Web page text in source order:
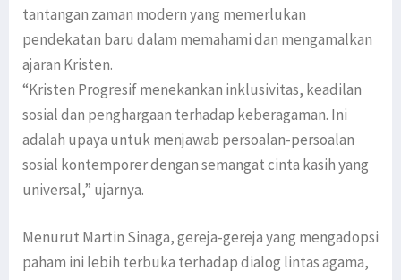
tantangan zaman modern yang memerlukan
pendekatan baru dalam memahami dan mengamalkan
ajaran Kristen.
“Kristen Progresif menekankan inklusivitas, keadilan
sosial dan penghargaan terhadap keberagaman. Ini
adalah upaya untuk menjawab persoalan-persoalan
sosial kontemporer dengan semangat cinta kasih yang
universal,” ujarnya.
Menurut Martin Sinaga, gereja-gereja yang mengadopsi
paham ini lebih terbuka terhadap dialog lintas agama,